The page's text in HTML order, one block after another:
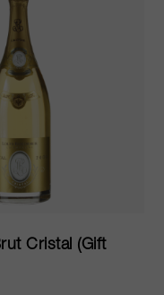
Cristal (Gift